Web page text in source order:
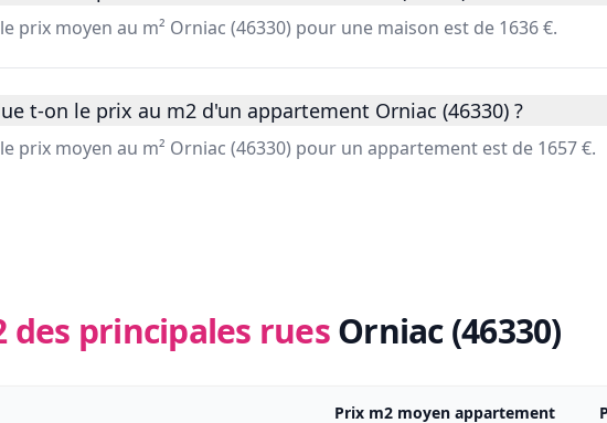
prix moyen au m² Orniac (46330) pour une maison est de 1636 €.
t-on le prix au m2 d'un appartement Orniac (46330) ?
prix moyen au m² Orniac (46330) pour un appartement est de 1657 €.
des principales rues Orniac (46330)
Prix m2 moyen appartement